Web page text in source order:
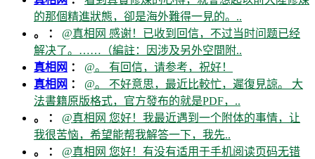
的那個精進狀態，卻是海外難得一見的。..
。 ： @真相网 感谢！已收到回信，不过当时问题已经
解决了。……（編註：因涉及另外空間附..
真相网 ： @。 有回信，请参考，祝好！
真相网 ： @。 不好意思，最近比較忙，遲復見諒。 大
法書籍原版格式，官方發布的就是PDF，..
。 ： @真相网 您好！我最近遇到一个附体的事情，让
我很苦恼，希望能帮我解答一下，我先..
。 ： @真相网 您好！有没有适用于手机阅读页码无错